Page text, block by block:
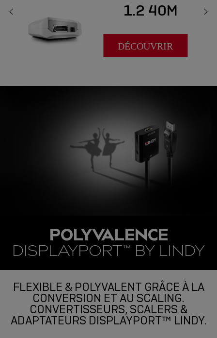
1.2 40M
DÉCOUVRIR
POLYVALENCE
DISPLAYPORT™ BY LINDY
FLEXIBLE & POLYVALENT GRÂCE À LA
CONVERSION ET AU SCALING.
CONVERTISSEURS, SCALERS &
ADAPTATEURS DISPLAYPORT™ LINDY.